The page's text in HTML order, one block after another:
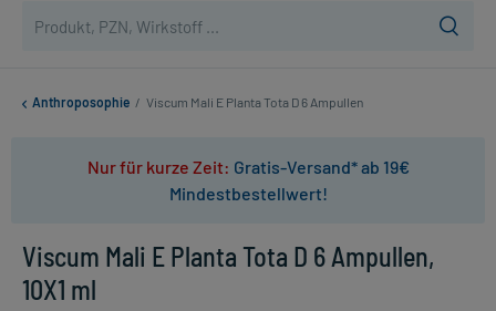
Anthroposophie / Viscum Mali E Planta Tota D 6 Ampullen
Nur für kurze Zeit: Gratis-Versand* ab 19€
Mindestbestellwert!
Viscum Mali E Planta Tota D 6 Ampullen,
10X1 ml